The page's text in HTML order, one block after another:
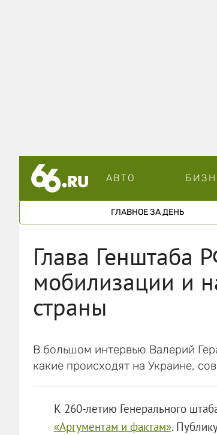
АВТО
ГЛАВНОЕ ЗА ДЕНЬ
Глава Генштаба
мобилизации и
страны
В большом интервью Валерий
какие происходят на Украине,
К 260-летию Генерального
«Аргументам и фактам».